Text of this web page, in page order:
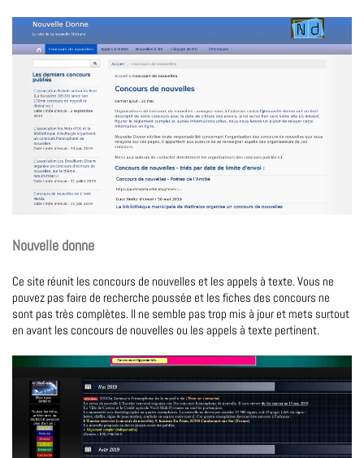
Nouvelle donne
Ce site réunit les concours de nouvelles et les appels à texte. Vous ne
pouvez pas faire de recherche poussée et les fiches des concours ne
sont pas très complètes. Il ne semble pas trop mis à jour et mets surtout
en avant les concours de nouvelles ou les appels à texte pertinent.